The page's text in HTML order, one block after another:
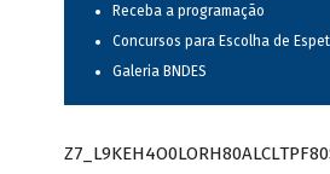
Receba a programação
Concursos para Escolha de
Galeria BNDES